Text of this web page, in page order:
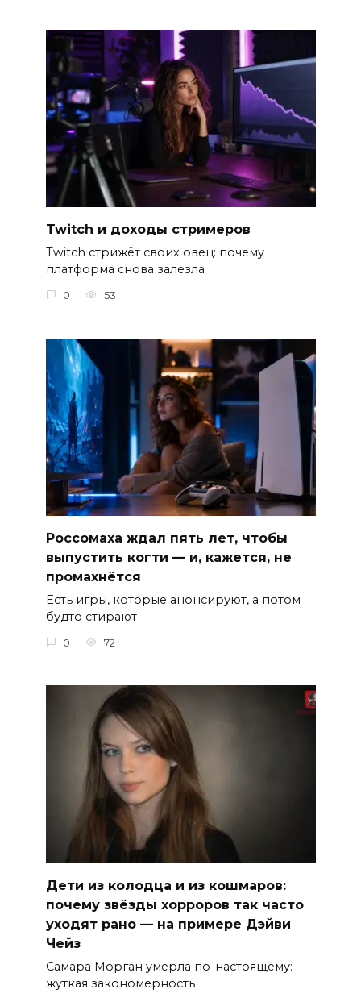
Twitch и доходы стримеров
Twitch стрижёт своих овец: почему
платформа снова залезла
0 53
Россомаха ждал пять лет, чтобы
выпустить когти — и, кажется, не
промахнётся
Есть игры, которые анонсируют, а потом
будто стирают
0 72
Дети из колодца и из кошмаров:
почему звёзды хорроров так часто
уходят рано — на примере Дэйви
Чейз
Самара Морган умерла по-настоящему:
жуткая закономерность